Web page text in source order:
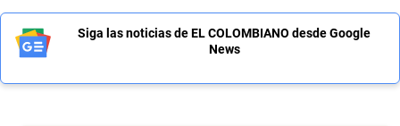
Siga las noticias de EL COLOMBIANO desde Google
News